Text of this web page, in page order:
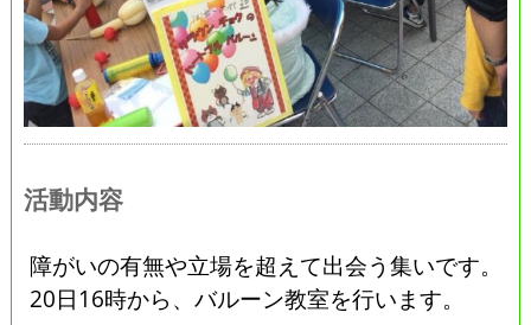
活動内容
障がいの有無や立場を超えて出会う集いです。
20日16時から、バルーン教室を行います。